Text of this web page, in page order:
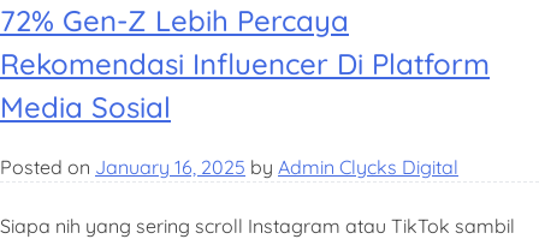
72% Gen-Z Lebih Percaya
Rekomendasi Influencer Di Platform
Media Sosial
Posted on January 16, 2025 by Admin Clycks Digital
Siapa nih yang sering scroll Instagram atau TikTok sambil